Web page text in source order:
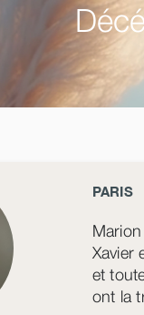
PARIS
Xavier
et
ont la